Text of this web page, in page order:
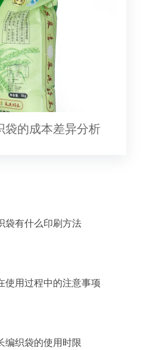
袋的成本差异分析
袋有什么印刷方法
使用过程中的注意事项
编织袋的使用时限